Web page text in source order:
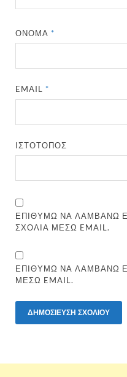
ΌΝΟΜΑ*
EMAIL*
ΙΣΤΌΤΟΠΟΣ
ΕΠΙΘΥΜΏ ΝΑ ΛΑΜΒΆΝΩ
ΣΧΌΛΙΑ ΜΈΣΩ EMAIL.
ΕΠΙΘΥΜΏ ΝΑ ΛΑΜΒΆΝΩ
ΜΈΣΩ EMAIL.